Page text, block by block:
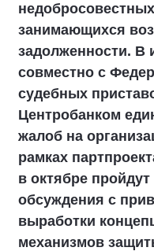
занимающихся
задолженности. В
совместно с
судебных
Центробанком
жалоб на
рамках
в октябре
обсуждения с
выработки
механизмов